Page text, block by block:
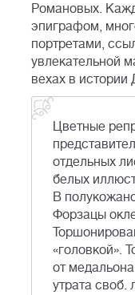
Романовых.
эпиграфом,
портретами,
увлекательной
вехах в
Цветные
отдельных
белых
В
Форзацы
«головкой».
от
утрата своб.